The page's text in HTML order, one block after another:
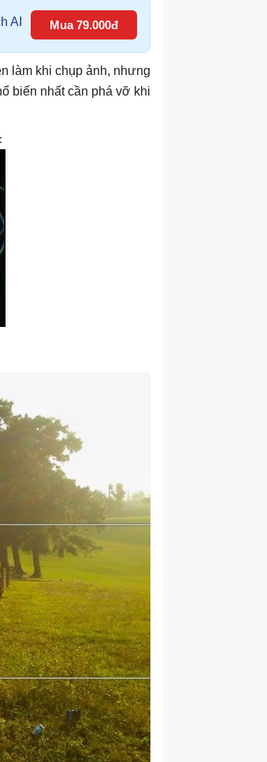
AI Mua 79.000đ
làm khi chụp ảnh, nhưng
biến nhất cần phá vỡ khi